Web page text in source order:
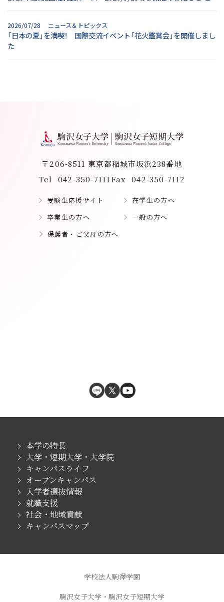
2026/07/28 ニュース＆トピックス
「日本の夏」を満喫！ 国際交流イベント「花火鑑賞会」を開催しまし
た
〒206-8511 東京都稲城市坂浜238番地
Tel
042-350-7111Fax 042-350-7112
受験生応援サイト
在学生の方へ
卒業生の方へ
一般の方へ
保護者・ご父母の方へ
本学の特長
大学・短期大学・大学院
キャンパスライフ
オープンキャンパス
入学者選抜情報
就職支援
社会・地域貢献
キャンパスマップ
学校法人駒澤学園
駒沢女子大学・駒沢女子短期大学